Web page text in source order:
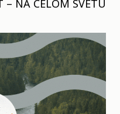
– NA CELOM SVETU